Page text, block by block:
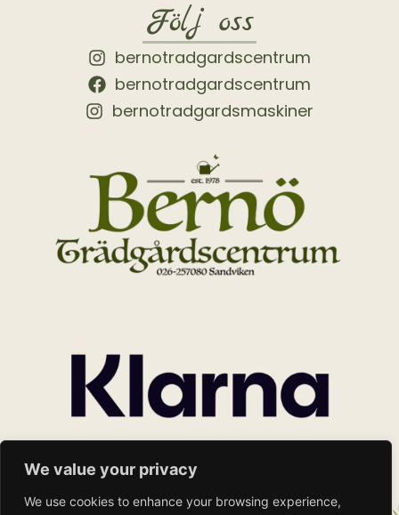
We value your privacy
We use cookies to enhance your browsing experience,
Följ oss
bernotradgardscentrum
bernotradgardscentrum
bernotradgardsmaskiner